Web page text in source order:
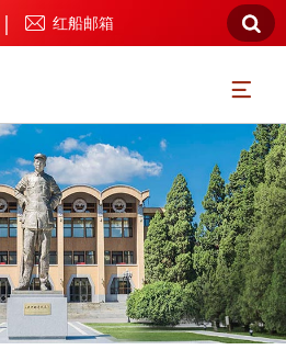
|  红船邮箱
